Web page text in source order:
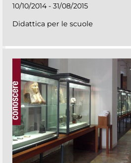
10/10/2014 - 31/08/2015
Didattica per le scuole